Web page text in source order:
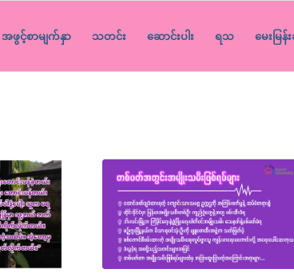
အဖွင့်စာမျက်နှာ သတင်း ဆောင်းပါး ရသ မေးမြန်